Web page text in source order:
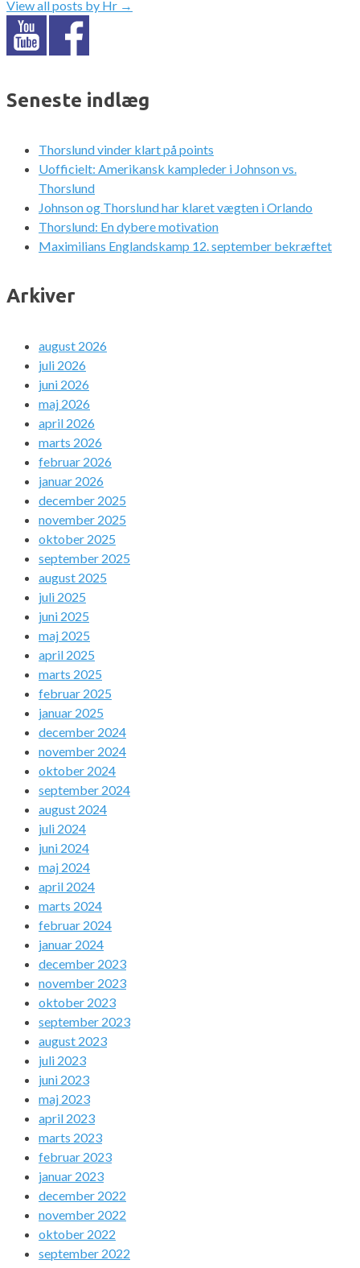
View all posts by Hr →
Seneste indlæg
Thorslund vinder klart på points
Uofficielt: Amerikansk kampleder i Johnson vs.
Thorslund
Johnson og Thorslund har klaret vægten i Orlando
Thorslund: En dybere motivation
Maximilians Englandskamp 12. september bekræftet
Arkiver
august 2026
juli 2026
juni 2026
maj 2026
april 2026
marts 2026
februar 2026
januar 2026
december 2025
november 2025
oktober 2025
september 2025
august 2025
juli 2025
juni 2025
maj 2025
april 2025
marts 2025
februar 2025
januar 2025
december 2024
november 2024
oktober 2024
september 2024
august 2024
juli 2024
juni 2024
maj 2024
april 2024
marts 2024
februar 2024
januar 2024
december 2023
november 2023
oktober 2023
september 2023
august 2023
juli 2023
juni 2023
maj 2023
april 2023
marts 2023
februar 2023
januar 2023
december 2022
november 2022
oktober 2022
september 2022